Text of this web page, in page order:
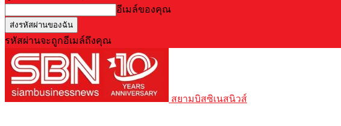
อีเมล์ของคุณ
รหัสผ่านจะถูกอีเมล์ถึงคุณ
สยามบิสซิเนสนิวส์